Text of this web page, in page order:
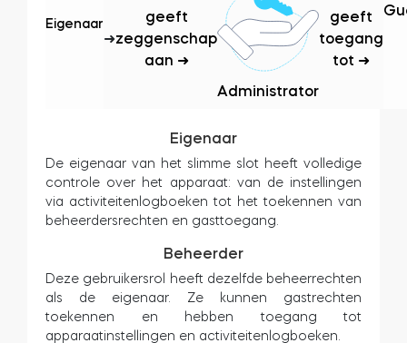
Tedee Keypad PRO
BleBox Smart Relais Module
Tedee Dry Contact
Eigenaar
➜
geeft
zeggenschap
aan ➜
Administrator
geeft
toegang
tot ➜
Eigenaar
De eigenaar van het slimme slot heeft volledige
controle over het apparaat: van de instellingen
via activiteitenlogboeken tot het toekennen van
beheerdersrechten en gasttoegang.
Beheerder
Deze gebruikersrol heeft dezelfde beheerrechten
als de eigenaar. Ze kunnen gastrechten
toekennen en hebben toegang tot
apparaatinstellingen en activiteitenlogboeken.